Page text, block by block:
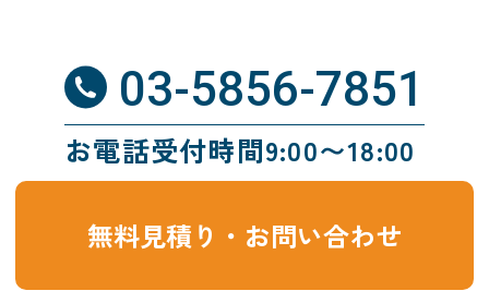
03-5856-7851
お電話受付時間9:00〜18:00
無料見積り・お問い合わせ